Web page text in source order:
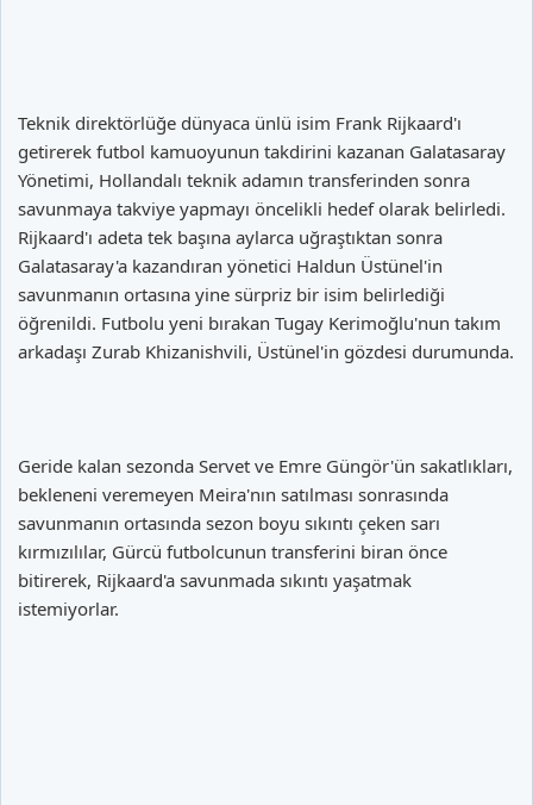
Teknik direktörlüğe dünyaca ünlü isim Frank Rijkaard'ı
getirerek futbol kamuoyunun takdirini kazanan Galatasaray
Yönetimi, Hollandalı teknik adamın transferinden sonra
savunmaya takviye yapmayı öncelikli hedef olarak belirledi.
Rijkaard'ı adeta tek başına aylarca uğraştıktan sonra
Galatasaray'a kazandıran yönetici Haldun Üstünel'in
savunmanın ortasına yine sürpriz bir isim belirlediği
öğrenildi. Futbolu yeni bırakan Tugay Kerimoğlu'nun takım
arkadaşı Zurab Khizanishvili, Üstünel'in gözdesi durumunda.
Geride kalan sezonda Servet ve Emre Güngör'ün sakatlıkları,
bekleneni veremeyen Meira'nın satılması sonrasında
savunmanın ortasında sezon boyu sıkıntı çeken sarı
kırmızılılar, Gürcü futbolcunun transferini biran önce
bitirerek, Rijkaard'a savunmada sıkıntı yaşatmak
istemiyorlar.